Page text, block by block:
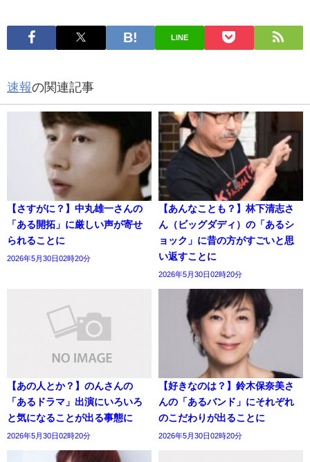
LINE
速報の関連記事
【さすがに？】中丸雄一さんの
「ある開拓」に厳しい声が寄せ
られることに
2026年5月30日02時20分
【あんなことも？】林下清志さ
ん（ビッグダディ）の「あるシ
ョック」に昔の方がすごいと思
い返すことに
2026年5月30日02時20分
【あの人とか？】のんさんの
「あるドラマ」出演にいろいろ
と気になることが出る事態に
2026年5月30日02時20分
【好きなのは？】鈴木保奈美さ
んの「あるバンド」にそれぞれ
のこだわりが出ることに
2026年5月30日02時20分